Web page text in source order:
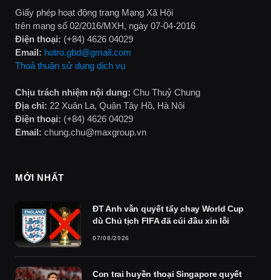
Giấy phép hoạt động trang Mạng Xã Hội
trên mạng số 02/2016/MXH, ngày 07-04-2016
Điện thoại: (+84) 4626 04029
Email: hotro.gbd@gmail.com
Thoả thuận sử dụng dịch vụ
Chịu trách nhiệm nội dung: Chu Thuỷ Chung
Địa chỉ: 22 Xuân La, Quận Tây Hồ, Hà Nội
Điện thoại: (+84) 4626 04029
Email: chung.chu@maxgroup.vn
MỚI NHẤT
ĐT Anh vẫn quyết tẩy chay World Cup
dù Chủ tịch FIFA đã cúi đầu xin lỗi
07/08/2026
Con trai huyền thoại Singapore quyết